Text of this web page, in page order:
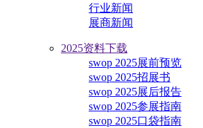
行业新闻
展商新闻
2025资料下载
swop 2025展前预览
swop 2025招展书
swop 2025展后报告
swop 2025参展指南
swop 2025口袋指南